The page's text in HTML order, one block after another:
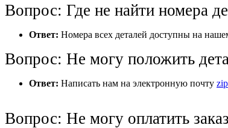
Вопрос: Где не найти номера
Ответ: Номера всех деталей доступны на
Вопрос: Не могу положить
Ответ: Написать нам на электронную почту
Вопрос: Не могу оплатить